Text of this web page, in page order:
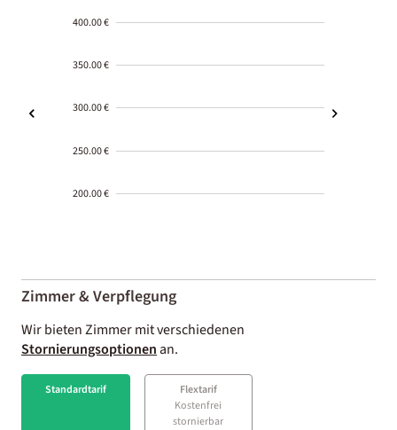
400.00 €
350.00 €
300.00 €
250.00 €
200.00 €
01-02
Zimmer & Verpflegung
Wir bieten Zimmer mit verschiedenen
Stornierungsoptionenan.
Standardtarif
Flextarif
Kostenfrei
stornierbar